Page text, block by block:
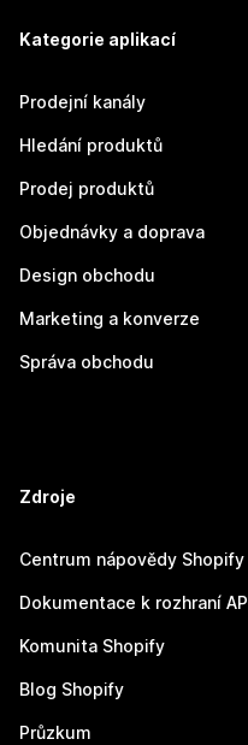
Kategorie aplikací
Prodejní kanály
Hledání produktů
Prodej produktů
Objednávky a doprava
Design obchodu
Marketing a konverze
Správa obchodu
Zdroje
Centrum nápovědy Shopify
Dokumentace k rozhraní API
Komunita Shopify
Blog Shopify
Průzkum